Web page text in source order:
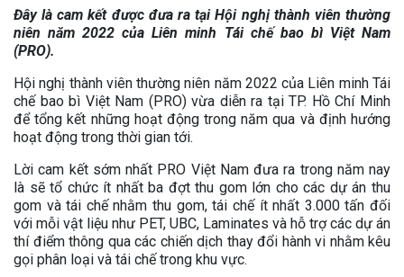
Đây là cam kết được đưa ra tại Hội nghị thành viên thường
niên năm 2022 của Liên minh Tái chế bao bì Việt Nam
(PRO).
Hội nghị thành viên thường niên năm 2022 của Liên minh Tái
chế bao bì Việt Nam (PRO) vừa diễn ra tại TP. Hồ Chí Minh
để tổng kết những hoạt động trong năm qua và định hướng
hoạt động trong thời gian tới.
Lời cam kết sớm nhất PRO Việt Nam đưa ra trong năm nay
là sẽ tổ chức ít nhất ba đợt thu gom lớn cho các dự án thu
gom và tái chế nhằm thu gom, tái chế ít nhất 3.000 tấn đối
với mỗi vật liệu như PET, UBC, Laminates và hỗ trợ các dự án
thí điểm thông qua các chiến dịch thay đổi hành vi nhằm kêu
gọi phân loại và tái chế trong khu vực.